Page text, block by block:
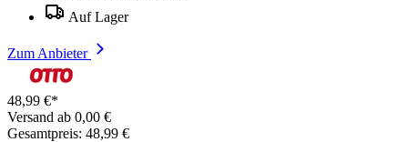
Auf Lager
Zum Anbieter
48,99 €*
Versand ab 0,00 €
Gesamtpreis: 48,99 €